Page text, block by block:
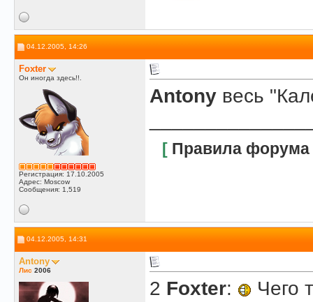
04.12.2005, 14:26
Foxter
Он иногда здесь!!.
Регистрация: 17.10.2005
Адрес: Moscow
Сообщения: 1,519
Antony весь
[ Правила форума
04.12.2005, 14:31
Antony
Лис 2006
2 Foxter:
Чего